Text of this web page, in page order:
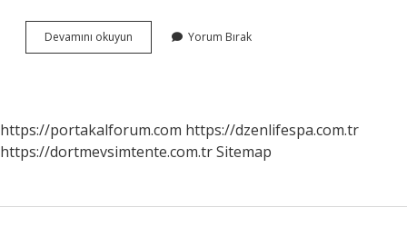
Devamını okuyun Akromegali
Tekrarlar
Yorum Bırak
https://portakalforum.com https://dzenlifespa.com.tr
https://dortmevsimtente.com.trSitemap